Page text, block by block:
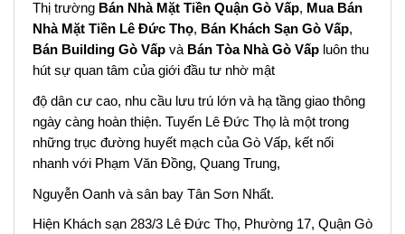
Thị trường Bán Nhà Mặt Tiền Quận Gò Vấp, Mua Bán
Nhà Mặt Tiền Lê Đức Thọ, Bán Khách Sạn Gò Vấp,
Bán Building Gò Vấp và Bán Tòa Nhà Gò Vấp luôn thu
hút sự quan tâm của giới đầu tư nhờ mật
độ dân cư cao, nhu cầu lưu trú lớn và hạ tầng giao thông
ngày càng hoàn thiện. Tuyến Lê Đức Thọ là một trong
những trục đường huyết mạch của Gò Vấp, kết nối
nhanh với Phạm Văn Đồng, Quang Trung,
Nguyễn Oanh và sân bay Tân Sơn Nhất.
Hiện Khách sạn 283/3 Lê Đức Thọ, Phường 17, Quận Gò